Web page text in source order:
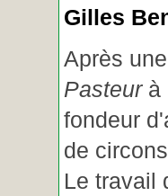
Gilles
Après
Pasteurà
fondeur
de
Le travail